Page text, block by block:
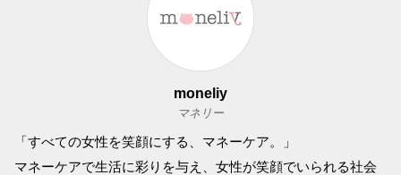
moneliy
マネリー
「すべての女性を笑顔にする、マネーケア。」
マネーケアで生活に彩りを与え、女性が笑顔でいられる社会